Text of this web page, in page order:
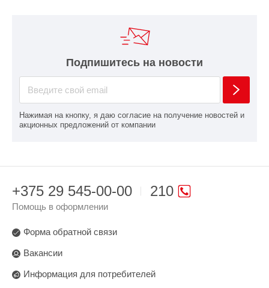
Подпишитесь на новости
Нажимая на кнопку, я даю согласие на получение новостей и
акционных предложений от компании
210
+375 29 545-00-00
Помощь в оформлении
Форма обратной связи
Вакансии
Информация для потребителей